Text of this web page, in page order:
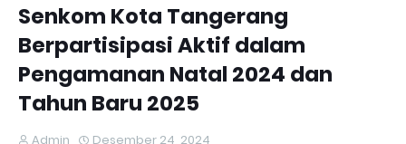
Senkom Kota Tangerang
Berpartisipasi Aktif dalam
Pengamanan Natal 2024 dan
Tahun Baru 2025
Admin Desember 24, 2024